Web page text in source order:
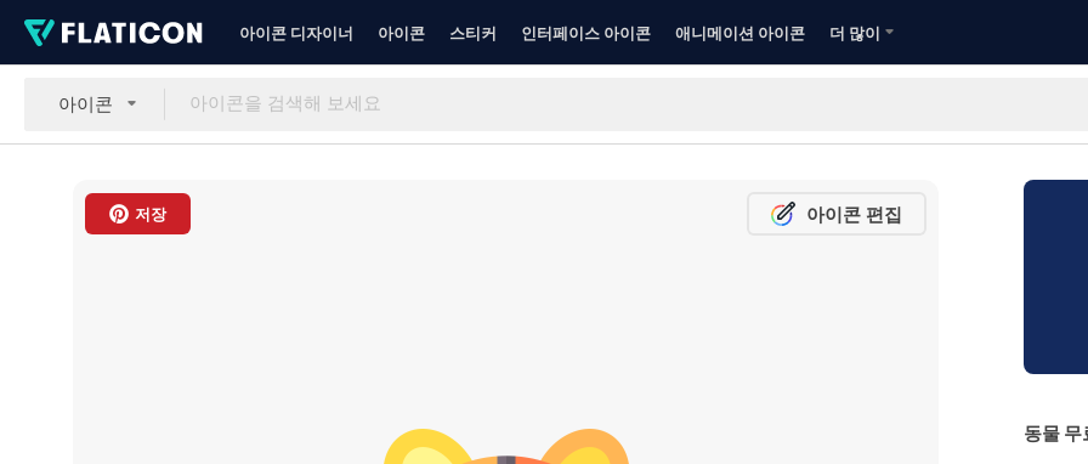
아이콘 디자이너 아이콘 스티커 인터페이스 아이콘 애니메이션 아이콘 더 많이
아이콘
저장 아이콘 편집
동물 무